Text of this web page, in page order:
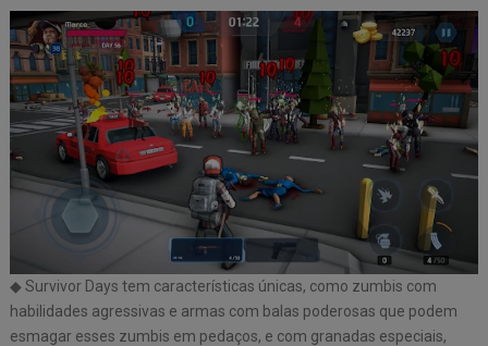
◆ Survivor Days tem características únicas, como zumbis com
habilidades agressivas e armas com balas poderosas que podem
esmagar esses zumbis em pedaços, e com granadas especiais,